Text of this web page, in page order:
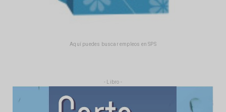
Aquí puedes buscar empleos en SPS
- Libro -